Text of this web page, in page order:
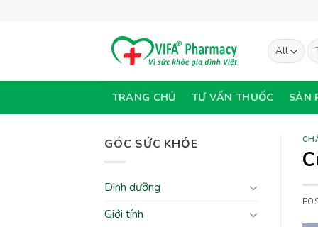
TRANG CHỦ TƯ VẤN THUỐC SẢN
GÓC SỨC KHỎE
Dinh dưỡng
Giới tính